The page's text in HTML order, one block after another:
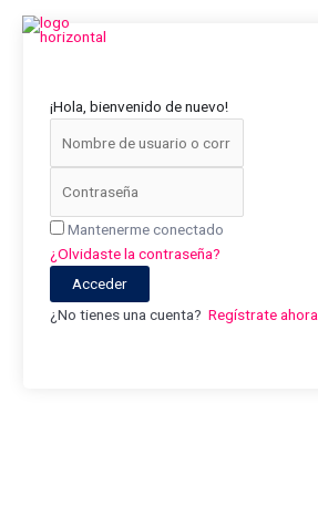
¡Hola, bienvenido de nuevo!
Mantenerme conectado
¿Olvidaste la contraseña?
Acceder
¿No tienes una cuenta?Regístrate ahora